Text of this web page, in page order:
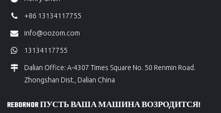
+86 13134117755
info@oozom.com
13134117755
Dalian Office: A-4307 Times Square No. 50 Renmin Road.
Zhongshan Dist., Dalian China
REBORNOR ПУСТЬ ВАША МАШИНА ВОЗРОДИТСЯ!